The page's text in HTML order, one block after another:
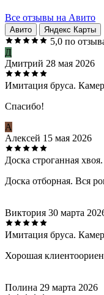
Все отзывы на Авито
Авито Яндекс Карты
5,0 по
Д
Дмитрий 28 мая 2026
Имитация бруса.
Спасибо!
А
Алексей 15 мая 2026
Доска строганная
Доска отборная. Вся
Виктория 30 марта
Имитация бруса.
Хорошая
Полина 29 марта 2026